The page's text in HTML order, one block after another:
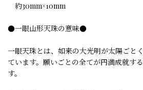
約30mm×10mm
●一眼山形天珠の意味●
一眼天珠とは、如来の大光明が太陽ごと
ています。願いごとの全てが円満成就す
す。